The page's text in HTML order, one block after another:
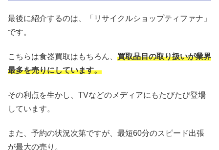
最後に紹介するのは、「リサイクルショップティファナ」
です。
こちらは食器買取はもちろん、 買取品目の取り扱いが業界
最多を売りにしています。
その利点を生かし、TVなどのメディアにもたびたび登場
しています。
また、予約の状況次第ですが、最短60分のスピード出張
が最大の売り。